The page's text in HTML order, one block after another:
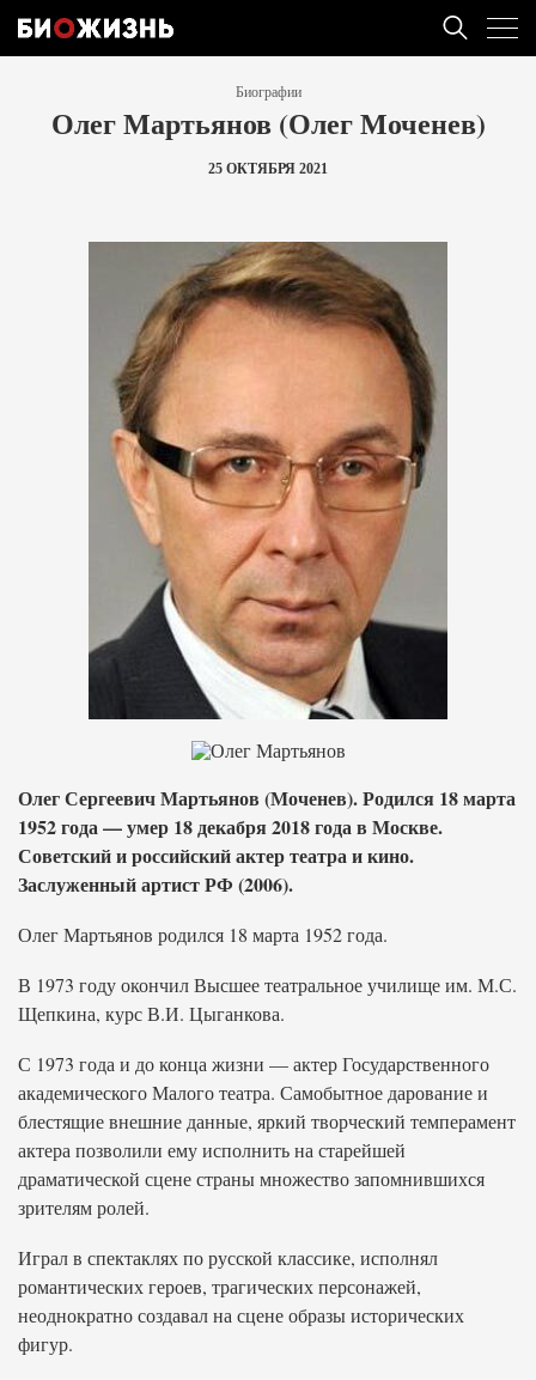
Биографии
Олег Мартьянов (Олег Моченев)
25 ОКТЯБРЯ 2021
Олег Сергеевич Мартьянов (Моченев). Родился 18 марта
1952 года — умер 18 декабря 2018 года в Москве.
Советский и российский актер театра и кино.
Заслуженный артист РФ (2006).
Олег Мартьянов родился 18 марта 1952 года.
В 1973 году окончил Высшее театральное училище им. М.С.
Щепкина, курс В.И. Цыганкова.
С 1973 года и до конца жизни — актер Государственного
академического Малого театра. Самобытное дарование и
блестящие внешние данные, яркий творческий темперамент
актера позволили ему исполнить на старейшей
драматической сцене страны множество запомнившихся
зрителям ролей.
Играл в спектаклях по русской классике, исполнял
романтических героев, трагических персонажей,
неоднократно создавал на сцене образы исторических
фигур.